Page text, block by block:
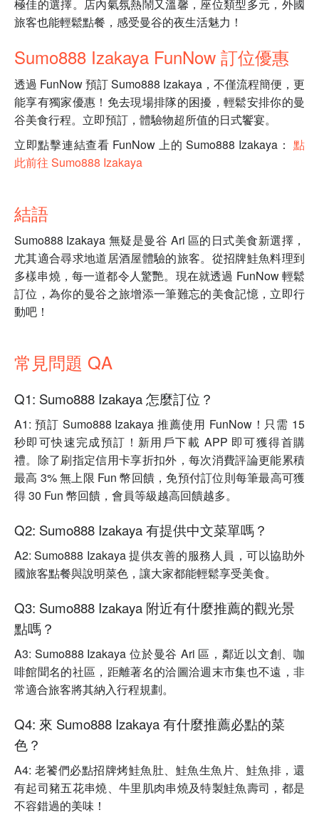
極佳的選擇。店內氣氛熱鬧又溫馨，座位類型多元，外國
旅客也能輕鬆點餐，感受曼谷的夜生活魅力！
Sumo888 Izakaya FunNow 訂位優惠
透過 FunNow 預訂 Sumo888 Izakaya，不僅流程簡便，更
能享有獨家優惠！免去現場排隊的困擾，輕鬆安排你的曼
谷美食行程。立即預訂，體驗物超所值的日式饗宴。
立即點擊連結查看 FunNow 上的 Sumo888 Izakaya： 點
此前往 Sumo888 Izakaya
結語
Sumo888 Izakaya 無疑是曼谷 Ari 區的日式美食新選擇，
尤其適合尋求地道居酒屋體驗的旅客。從招牌鮭魚料理到
多樣串燒，每一道都令人驚艷。現在就透過 FunNow 輕鬆
訂位，為你的曼谷之旅增添一筆難忘的美食記憶，立即行
動吧！
常見問題 QA
Q1: Sumo888 Izakaya 怎麼訂位？
A1: 預訂 Sumo888 Izakaya 推薦使用 FunNow！只需 15
秒即可快速完成預訂！新用戶下載 APP 即可獲得首購
禮。除了刷指定信用卡享折扣外，每次消費評論更能累積
最高 3% 無上限 Fun 幣回饋，免預付訂位則每筆最高可獲
得 30 Fun 幣回饋，會員等級越高回饋越多。
Q2: Sumo888 Izakaya 有提供中文菜單嗎？
A2: Sumo888 Izakaya 提供友善的服務人員，可以協助外
國旅客點餐與說明菜色，讓大家都能輕鬆享受美食。
Q3: Sumo888 Izakaya 附近有什麼推薦的觀光景
點嗎？
A3: Sumo888 Izakaya 位於曼谷 Ari 區，鄰近以文創、咖
啡館聞名的社區，距離著名的洽圖洽週末市集也不遠，非
常適合旅客將其納入行程規劃。
Q4: 來 Sumo888 Izakaya 有什麼推薦必點的菜
色？
A4: 老饕們必點招牌烤鮭魚肚、鮭魚生魚片、鮭魚排，還
有起司豬五花串燒、牛里肌肉串燒及特製鮭魚壽司，都是
不容錯過的美味！